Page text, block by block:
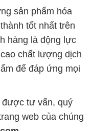
sản phẩm hóa
tốt nhất trên
hàng là động lực
chất lượng dịch
để đáp ứng mọi
được tư vấn, quý
web của chúng